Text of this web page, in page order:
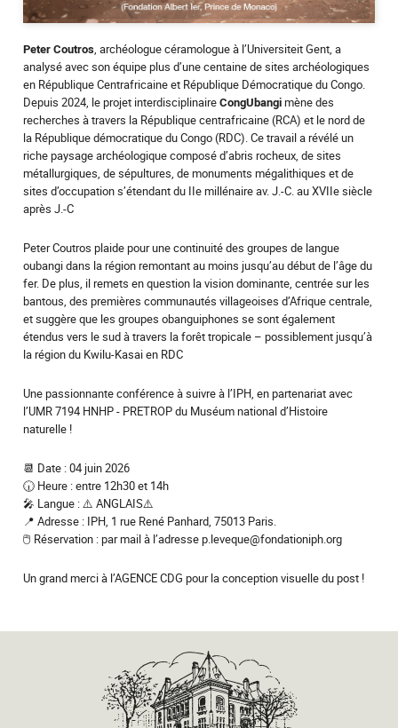
Peter Coutros, archéologue céramologue à l’Universiteit Gent, a
analysé avec son équipe plus d’une centaine de sites archéologiques
en République Centrafricaine et République Démocratique du Congo.
Depuis 2024, le projet interdisciplinaireCongUbangimène des
recherches à travers la République centrafricaine (RCA) et le nord de
la République démocratique du Congo (RDC). Ce travail a révélé un
riche paysage archéologique composé d’abris rocheux, de sites
métallurgiques, de sépultures, de monuments mégalithiques et de
sites d’occupation s’étendant du IIe millénaire av. J.-C. au XVIIe siècle
après J.-C
Peter Coutros plaide pour une continuité des groupes de langue
oubangi dans la région remontant au moins jusqu’au début de l’âge du
fer. De plus, il remets en question la vision dominante, centrée sur les
bantous, des premières communautés villageoises d’Afrique centrale,
et suggère que les groupes obanguiphones se sont également
étendus vers le sud à travers la forêt tropicale – possiblement jusqu’à
la région du Kwilu-Kasai en RDC
Une passionnante conférence à suivre à l’IPH, en partenariat avec
l’UMR 7194 HNHP - PRETROP du Muséum national d’Histoire
naturelle !
📆 Date : 04 juin 2026
🕡 Heure : entre 12h30 et 14h
🎤 Langue : ⚠️ ANGLAIS⚠️
📍 Adresse : IPH, 1 rue René Panhard, 75013 Paris.
🖱️ Réservation : par mail à l’adresse p.leveque@fondationiph.org
Un grand merci à l’AGENCE CDG pour la conception visuelle du post !